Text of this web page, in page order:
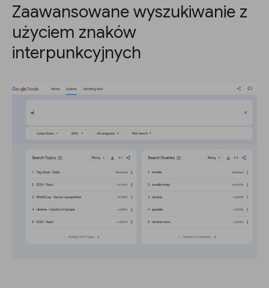
Zaawansowane wyszukiwanie z
użyciem znaków
interpunkcyjnych